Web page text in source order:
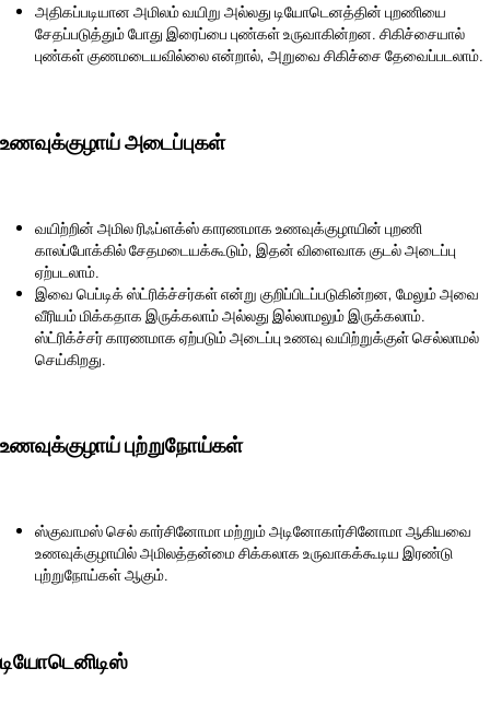
அதிகப்படியான அமிலம் வயிறு அல்லது டியோடெனத்தின் புறணியை
சேதப்படுத்தும் போது இரைப்பை புண்கள் உருவாகின்றன. சிகிச்சையால்
புண்கள் குணமடையவில்லை என்றால், அறுவை சிகிச்சை தேவைப்படலாம்.
உணவுக்குழாய் அடைப்புகள்
வயிற்றின் அமில ரிஃப்ளக்ஸ் காரணமாக உணவுக்குழாயின் புறணி
காலப்போக்கில் சேதமடையக்கூடும், இதன் விளைவாக குடல் அடைப்பு
ஏற்படலாம்.
இவை பெப்டிக் ஸ்ட்ரிக்ச்சர்கள் என்று குறிப்பிடப்படுகின்றன, மேலும் அவை
வீரியம் மிக்கதாக இருக்கலாம் அல்லது இல்லாமலும் இருக்கலாம்.
ஸ்ட்ரிக்ச்சர் காரணமாக ஏற்படும் அடைப்பு உணவு வயிற்றுக்குள் செல்லாமல்
செய்கிறது.
உணவுக்குழாய் புற்றுநோய்கள்
ஸ்குவாமஸ் செல் கார்சினோமா மற்றும் அடினோகார்சினோமா ஆகியவை
உணவுக்குழாயில் அமிலத்தன்மை சிக்கலாக உருவாகக்கூடிய இரண்டு
புற்றுநோய்கள் ஆகும்.
டியோடெனிடிஸ்